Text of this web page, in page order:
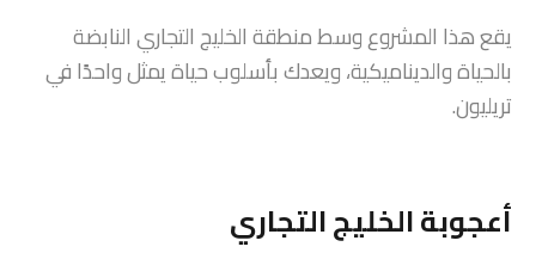
يقع هذا المشروع وسط منطقة الخليج التجاري النابضة
بالحياة والديناميكية، ويعدك بأسلوب حياة يمثل واحدًا في
تريليون.
أعجوبة الخليج التجاري